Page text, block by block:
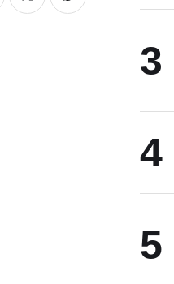
3
4
5